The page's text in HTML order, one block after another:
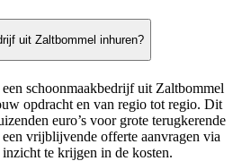
uit Zaltbommel inhuren?
schoonmaakbedrijf uit Zaltbommel
opdracht en van regio tot regio. Dit
euro’s voor grote terugkerende
vrijblijvende offerte aanvragen via
te krijgen in de kosten.